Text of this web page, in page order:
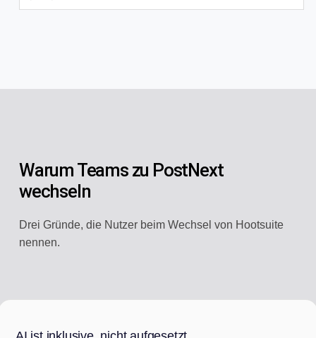
Warum Teams zu PostNext
wechseln
Drei Gründe, die Nutzer beim Wechsel von Hootsuite
nennen.